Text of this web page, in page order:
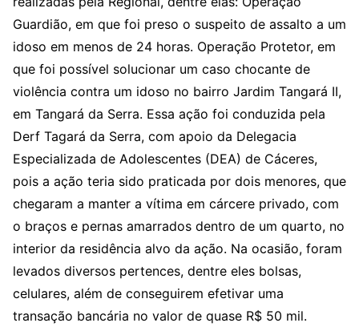
Guardião, em que foi preso o suspeito de assalto a um
idoso em menos de 24 horas. Operação Protetor, em
que foi possível solucionar um caso chocante de
violência contra um idoso no bairro Jardim Tangará II,
em Tangará da Serra. Essa ação foi conduzida pela
Derf Tagará da Serra, com apoio da Delegacia
Especializada de Adolescentes (DEA) de Cáceres,
pois a ação teria sido praticada por dois menores, que
chegaram a manter a vítima em cárcere privado, com
o braços e pernas amarrados dentro de um quarto, no
interior da residência alvo da ação. Na ocasião, foram
levados diversos pertences, dentre eles bolsas,
celulares, além de conseguirem efetivar uma
transação bancária no valor de quase R$ 50 mil.